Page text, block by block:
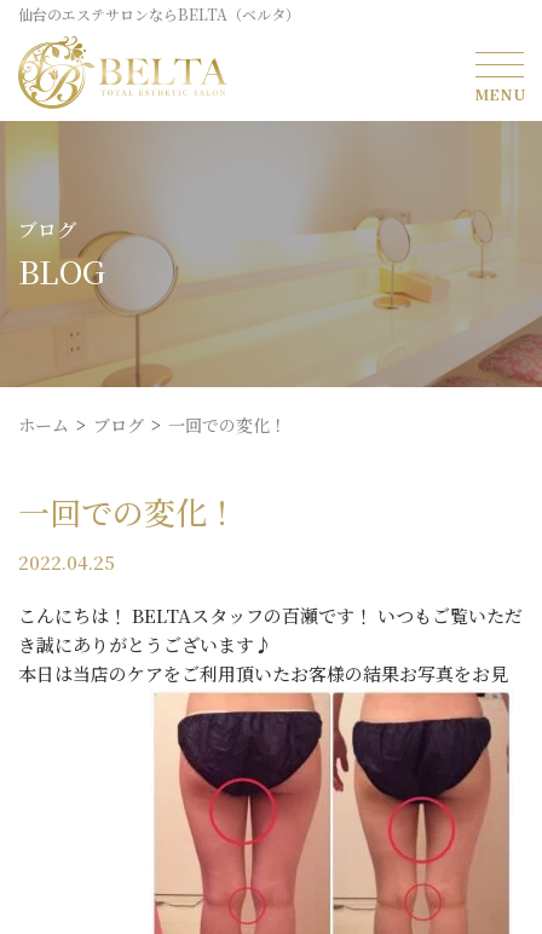
仙台のエステサロンならBELTA（ベルタ）
ブログ
BLOG
ホーム ブログ 一回での変化！
一回での変化！
2022.04.25
こんにちは！ BELTAスタッフの百瀬です！ いつもご覧いただ
き誠にありがとうございます♪
本日は当店のケアをご利用頂いたお客様の結果お写真をお見